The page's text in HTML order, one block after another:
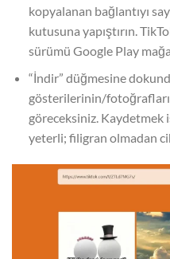
kopyalanan bağlantıyı
kutusuna yapıştırın.
sürümü Google Play
“İndir” düğmesine
gösterilerinin/
göreceksiniz. Kaydetmek
yeterli; filigran olmadan